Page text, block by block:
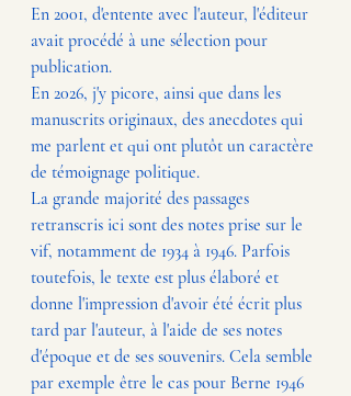
En 2001, d'entente avec l'auteur, l'éditeur
avait procédé à une sélection pour
publication.
En 2026, j'y picore, ainsi que dans les
manuscrits originaux, des anecdotes qui
me parlent et qui ont plutôt un caractère
de témoignage politique.
La grande majorité des passages
retranscris ici sont des notes prise sur le
vif, notamment de 1934 à 1946. Parfois
toutefois, le texte est plus élaboré et
donne l'impression d'avoir été écrit plus
tard par l'auteur, à l'aide de ses notes
d'époque et de ses souvenirs. Cela semble
par exemple être le cas pour Berne 1946